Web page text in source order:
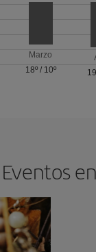
Marzo
18º/ 10º
Eventos